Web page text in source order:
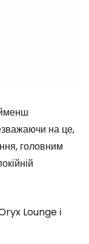
на це,
головним
Lounge і